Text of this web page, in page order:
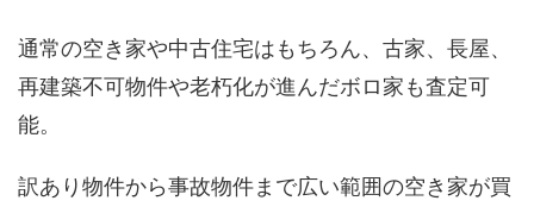
通常の空き家や中古住宅はもちろん、古家、長屋、
再建築不可物件や老朽化が進んだボロ家も査定可
能。
訳あり物件から事故物件まで広い範囲の空き家が買